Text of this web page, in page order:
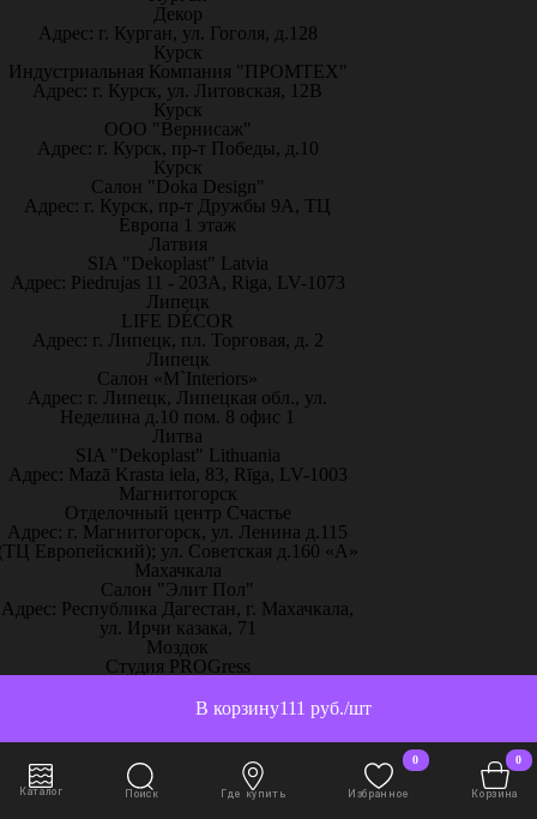
111 руб./шт
В корзину
Декор
Адрес: г. Курган, ул. Гоголя, д.128
Курск
Индустриальная Компания "ПРОМТЕХ"
Адрес: г. Курск, ул. Литовская, 12В
Курск
ООО "Вернисаж"
Адрес: г. Курск, пр-т Победы, д.10
Курск
Салон "Doka Design"
Адрес: г. Курск, пр-т Дружбы 9А, ТЦ
Европа 1 этаж
Латвия
SIA "Dekoplast" Latvia
Адрес: Piedrujas 11 - 203A, Riga, LV-1073
Липецк
LIFE DÉCOR
Адрес: г. Липецк, пл. Торговая, д. 2
Липецк
Салон «M`Interiors»
Адрес: г. Липецк, Липецкая обл., ул.
Неделина д.10 пом. 8 офис 1
Литва
SIA "Dekoplast" Lithuania
Адрес: Mazā Krasta iela, 83, Rīga, LV-1003
Магнитогорск
Отделочный центр Счастье
Адрес: г. Магнитогорск, ул. Ленина д.115
Европейский); ул. Советская д.160 «А»
Махачкала
Салон "Элит Пол"
Адрес: Республика Дагестан, г. Махачкала,
ул. Ирчи казака, 71
Моздок
Студия PROGress
Моздок, ул.Кирова, 145а
"Декор Интерьер" Тц Город
Адрес: г. Москва, ш. Энтузиастов, 12, 3й
этаж, "Декор Интерьер"
Москва
Каталог Поиск Где купить
0
Избранное
0
Корзина